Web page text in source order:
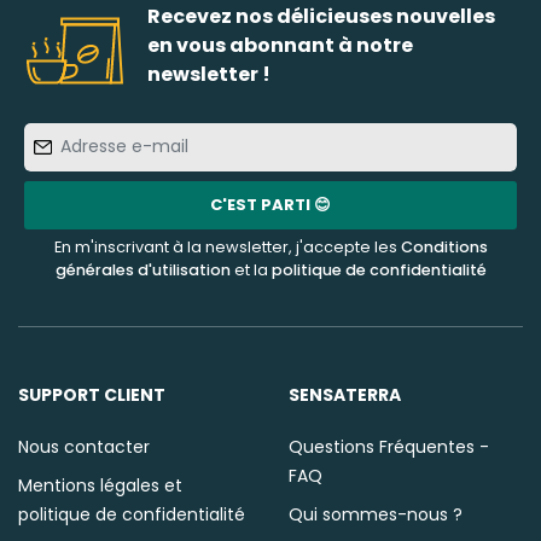
Recevez nos délicieuses nouvelles
en vous abonnant à notre
newsletter !
e-
mail
C'EST PARTI 😊
En m'inscrivant à la newsletter, j'accepte les Conditions
générales d'utilisationet la politique de confidentialité
SUPPORT CLIENT
Nous contacter
Mentions légales et
politique de confidentialité
SENSATERRA
Questions Fréquentes -
FAQ
Qui sommes-nous ?